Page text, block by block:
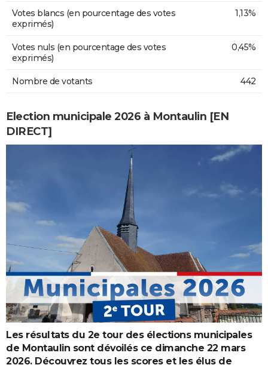
Votes blancs (en pourcentage des votes
exprimés)
1,13%
Votes nuls (en pourcentage des votes
exprimés)
0,45%
Nombre de votants 442
Election municipale 2026 à Montaulin [EN
DIRECT]
Les résultats du 2e tour des élections municipales
de Montaulin sont dévoilés ce dimanche 22 mars
2026. Découvrez tous les scores et les élus de